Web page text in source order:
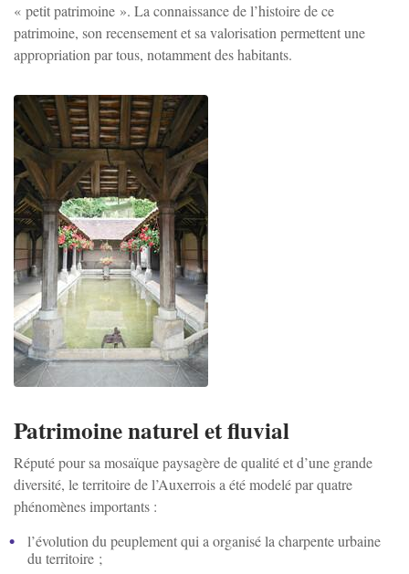
« petit patrimoine ». La connaissance de l’histoire de ce
patrimoine, son recensement et sa valorisation permettent une
appropriation par tous, notamment des habitants.
Patrimoine naturel et fluvial
Réputé pour sa mosaïque paysagère de qualité et d’une grande
diversité, le territoire de l’Auxerrois a été modelé par quatre
phénomènes importants :
l’évolution du peuplement qui a organisé la charpente urbaine
du territoire ;